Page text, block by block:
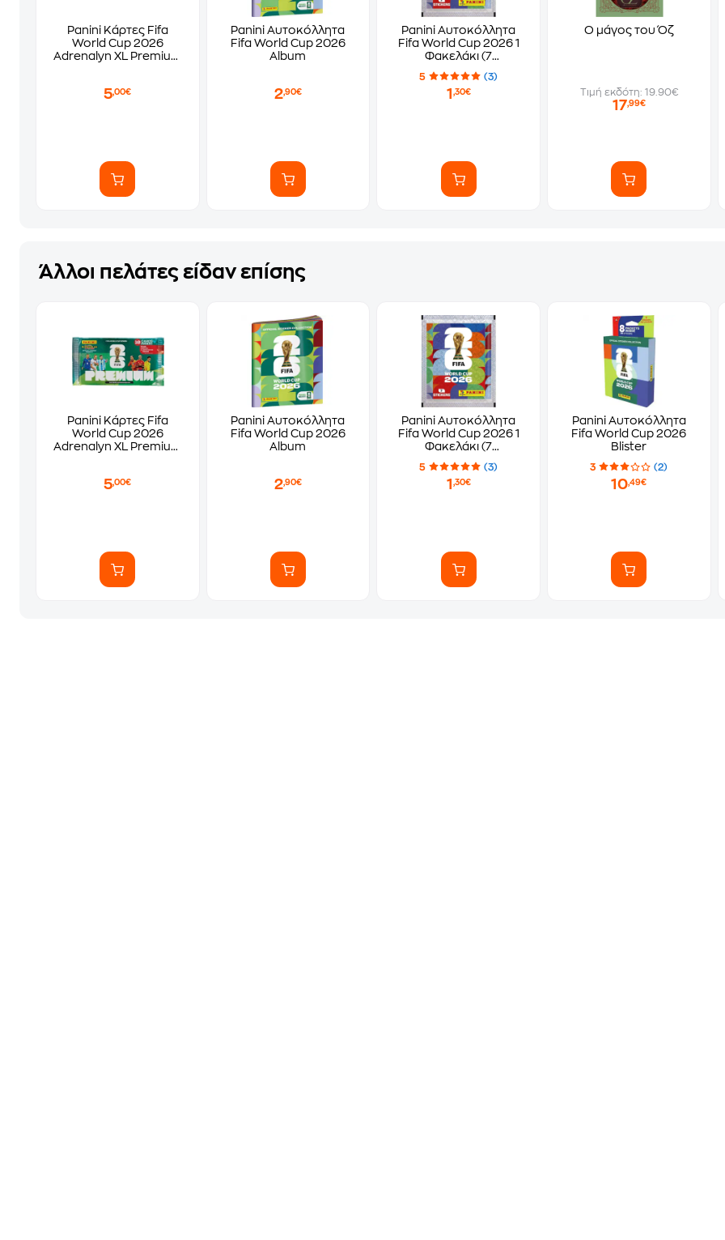
Panini Κάρτες Fifa
World Cup 2026
Adrenalyn XL Premium
5,00€
Panini Αυτοκόλλητα
Fifa World Cup 2026
Album
2,90€
Panini Αυτοκόλλητα
Fifa World Cup 2026 1
Φακελάκι (7
Αυτοκόλλητα)
5 (3)
1 ,30€
Ο μάγος του Όζ
Τιμή εκδότη: 19.90€
17,99€
Άλλοι πελάτες είδαν επίσης
Panini Κάρτες Fifa
World Cup 2026
Adrenalyn XL Premium
5,00€
Panini Αυτοκόλλητα
Fifa World Cup 2026
Album
2,90€
Panini Αυτοκόλλητα
Fifa World Cup 2026 1
Φακελάκι (7
Αυτοκόλλητα)
5 (3)
1 ,30€
Panini Αυτοκόλλητα
Fifa World Cup 2026
Blister
3 (2)
10,49€